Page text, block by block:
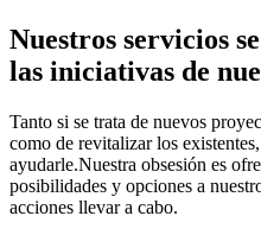
Nuestros servicios
las iniciativas de
Tanto si se trata de nuevos
como de revitalizar los
ayudarle.Nuestra obsesión es
posibilidades y opciones a
acciones llevar a cabo.